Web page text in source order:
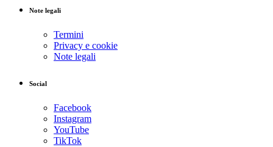
Note legali
Termini
Privacy e cookie
Note legali
Social
Facebook
Instagram
YouTube
TikTok